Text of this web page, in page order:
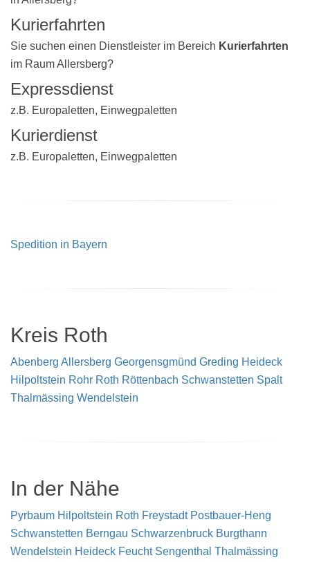
Kurierfahrten
Sie suchen einen Dienstleister im Bereich Kurierfahrten
im Raum Allersberg?
Expressdienst
z.B. Europaletten, Einwegpaletten
Kurierdienst
z.B. Europaletten, Einwegpaletten
Spedition in Bayern
Kreis Roth
Abenberg Allersberg Georgensgmünd Greding Heideck
Hilpoltstein Rohr Roth Röttenbach Schwanstetten Spalt
Thalmässing Wendelstein
In der Nähe
Pyrbaum Hilpoltstein Roth Freystadt Postbauer-Heng
Schwanstetten Berngau Schwarzenbruck Burgthann
Wendelstein Heideck Feucht Sengenthal Thalmässing